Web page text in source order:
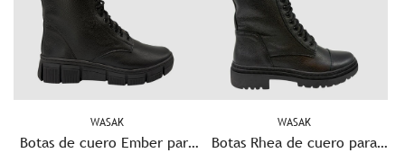
WASAK
Botas de cuero Ember para
WASAK
Botas Rhea de cuero para